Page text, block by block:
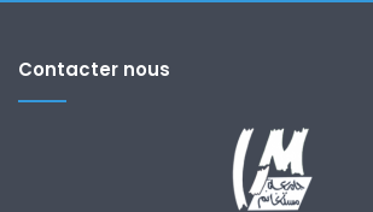
Contacter nous